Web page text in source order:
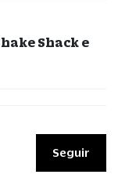
Shack e
Seguir